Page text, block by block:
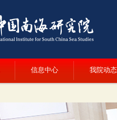
信息中心 我院动态